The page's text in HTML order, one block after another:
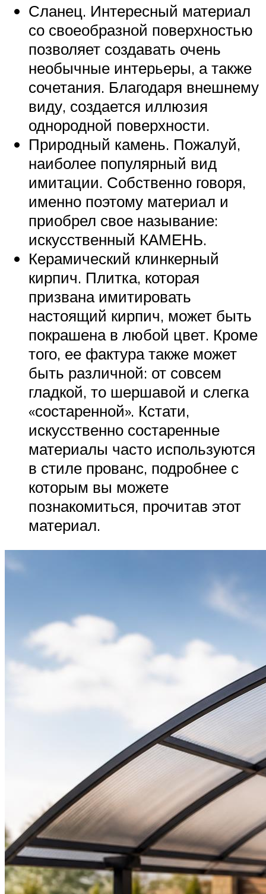
Сланец. Интересный материал
со своеобразной поверхностью
позволяет создавать очень
необычные интерьеры, а также
сочетания. Благодаря внешнему
виду, создается иллюзия
однородной поверхности.
Природный камень. Пожалуй,
наиболее популярный вид
имитации. Собственно говоря,
именно поэтому материал и
приобрел свое называние:
искусственный КАМЕНЬ.
Керамический клинкерный
кирпич. Плитка, которая
призвана имитировать
настоящий кирпич, может быть
покрашена в любой цвет. Кроме
того, ее фактура также может
быть различной: от совсем
гладкой, то шершавой и слегка
«состаренной». Кстати,
искусственно состаренные
материалы часто используются
в стиле прованс, подробнее с
которым вы можете
познакомиться, прочитав этот
материал.